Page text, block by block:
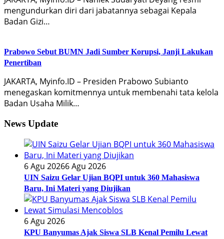
mengundurkan diri dari jabatannya sebagai Kepala
Badan Gizi…
Prabowo Sebut BUMN Jadi Sumber Korupsi, Janji Lakukan
Penertiban
JAKARTA, Myinfo.ID – Presiden Prabowo Subianto
menegaskan komitmennya untuk membenahi tata kelola
Badan Usaha Milik…
News Update
6 Agu 20266 Agu 2026
UIN Saizu Gelar Ujian BQPI untuk 360 Mahasiswa
Baru, Ini Materi yang Diujikan
6 Agu 2026
KPU Banyumas Ajak Siswa SLB Kenal Pemilu Lewat